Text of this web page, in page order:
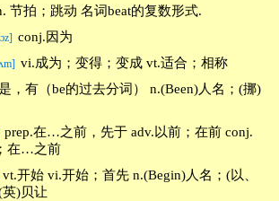
节拍；跳动 名词beat的复数形式.
conj.因为
vi.成为；变得；变成 vt.适合；相称
，有（be的过去分词） n.(Been)人名；(挪)
prep.在…之前，先于 adv.以前；在前 conj.
在…之前
vt.开始 vi.开始；首先 n.(Begin)人名；(以、
)贝让